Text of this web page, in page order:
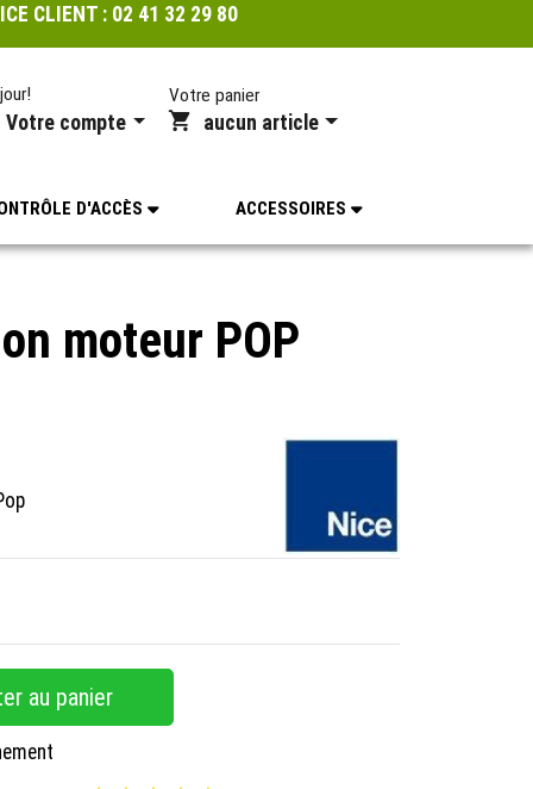
CLIENT : 02 41 32 29 80
Votre compte
Votre panier
aucun article
D'ACCÈS ACCESSOIRES
moteur POP
au panier